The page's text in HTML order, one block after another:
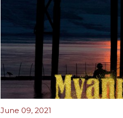
June 09, 2021